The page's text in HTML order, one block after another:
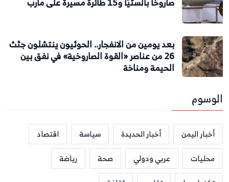
بعد يومين من الانفجار.. الحوثيون ينتشلون جثث
26 من عناصر «القوة الصاروخية» في نفق بين
الحيمة ومناخة
الوسوم
أخبار اليمن أخبار الحديدة سياسة
اقتصاد
محليات
عربي ودولي صحة
رياضة